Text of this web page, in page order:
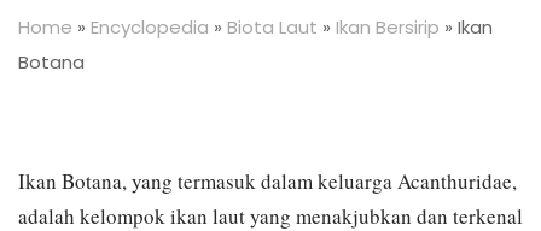
Home » Encyclopedia » Biota Laut » Ikan Bersirip » Ikan
Botana
Ikan Botana, yang termasuk dalam keluarga Acanthuridae,
adalah kelompok ikan laut yang menakjubkan dan terkenal